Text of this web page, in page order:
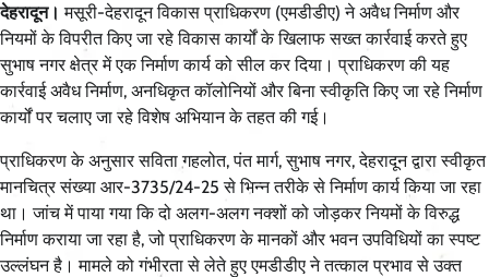
देहरादून। मसूरी-देहरादून विकास प्राधिकरण (एमडीडीए) ने अवैध निर्माण और
नियमों के विपरीत किए जा रहे विकास कार्यों के खिलाफ सख्त कार्रवाई करते हुए
सुभाष नगर क्षेत्र में एक निर्माण कार्य को सील कर दिया। प्राधिकरण की यह
कार्रवाई अवैध निर्माण, अनधिकृत कॉलोनियों और बिना स्वीकृति किए जा रहे निर्माण
कार्यों पर चलाए जा रहे विशेष अभियान के तहत की गई।
प्राधिकरण के अनुसार सविता गहलोत, पंत मार्ग, सुभाष नगर, देहरादून द्वारा स्वीकृत
मानचित्र संख्या आर-3735/24-25 से भिन्न तरीके से निर्माण कार्य किया जा रहा
था। जांच में पाया गया कि दो अलग-अलग नक्शों को जोड़कर नियमों के विरुद्ध
निर्माण कराया जा रहा है, जो प्राधिकरण के मानकों और भवन उपविधियों का स्पष्ट
उल्लंघन है। मामले को गंभीरता से लेते हुए एमडीडीए ने तत्काल प्रभाव से उक्त